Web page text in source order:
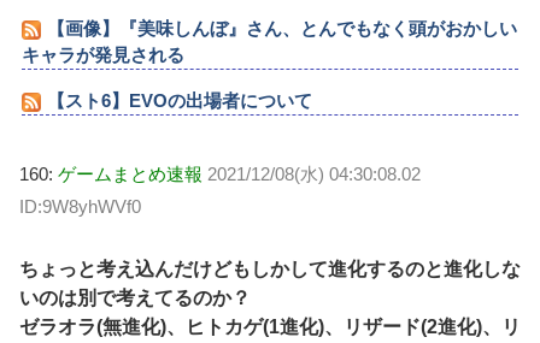
【画像】『美味しんぼ』さん、とんでもなく頭がおかしい
キャラが発見される
【スト6】EVOの出場者について
160: ゲームまとめ速報 2021/12/08(水) 04:30:08.02
ID:9W8yhWVf0
ちょっと考え込んだけどもしかして進化するのと進化しな
いのは別で考えてるのか？
ゼラオラ(無進化)、ヒトカゲ(1進化)、リザード(2進化)、リ